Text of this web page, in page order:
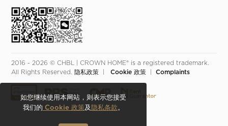
2016 - 2026 © CHBL | CROWN HOME® is a registered trademark.
All Rights Reserved. 隐私政策 Cookie 政策
  |
Complaints
如您继续使用本网站，则表示您接受
我们的 Cookie 政策及 隐私条款。